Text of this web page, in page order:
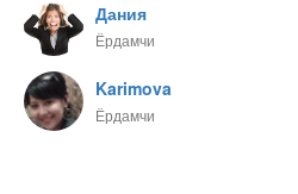
Дания
Ёрдамчи
Karimova
Ёрдамчи